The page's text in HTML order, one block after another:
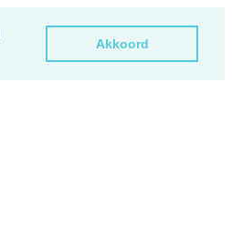
Akkoord